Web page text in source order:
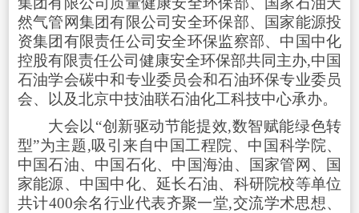
然气管网集团有限公司安全环保部、国家能源投
资集团有限责任公司安全环保监察部、中国中化
控股有限责任公司健康安全环保部共同主办,中国
石油学会碳中和专业委员会和石油环保专业委员
会、以及北京中技油联石油化工科技中心承办。
大会以“创新驱动节能提效,数智赋能绿色转
型”为主题,吸引来自中国工程院、中国科学院、
中国石油、中国石化、中国海油、国家管网、国
家能源、中国中化、延长石油、科研院校等单位
共计400余名行业代表齐聚一堂,交流学术思想、